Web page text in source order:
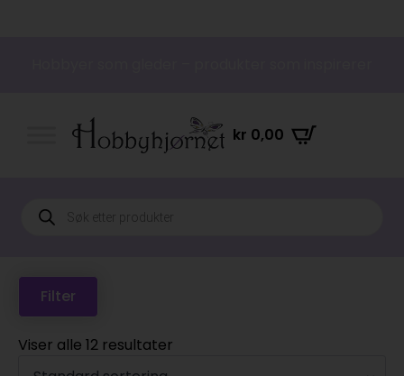
kr 0,00
Products
search
Filter
Viser alle 12 resultater